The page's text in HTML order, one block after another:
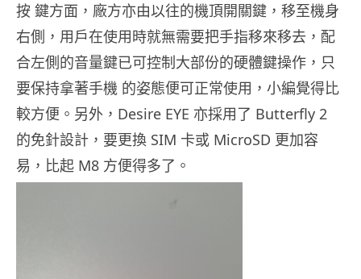
按 鍵方面，廠方亦由以往的機頂開關鍵，移至機身
右側，用戶在使用時就無需要把手指移來移去，配
合左側的音量鍵已可控制大部份的硬體鍵操作，只
要保持拿著手機 的姿態便可正常使用，小編覺得比
較方便。另外，Desire EYE 亦採用了 Butterfly 2
的免針設計，要更換 SIM 卡或 MicroSD 更加容
易，比起 M8 方便得多了。